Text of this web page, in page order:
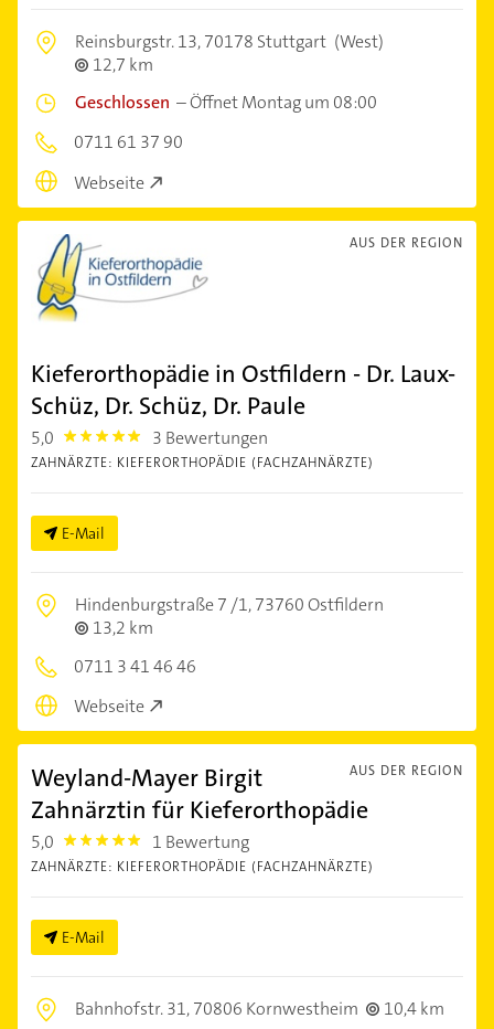
Reinsburgstr. 13,70178 Stuttgart (West)
12,7 km
Geschlossen –Öffnet Montag um 08:00
0711 61 37 90
Webseite
AUS DER REGION
Kieferorthopädie in Ostfildern - Dr. Laux-
Schüz, Dr. Schüz, Dr. Paule
5,0 5.0 3 Bewertungen
ZAHNÄRZTE: KIEFERORTHOPÄDIE (FACHZAHNÄRZTE)
E-Mail
Hindenburgstraße 7 /1,73760 Ostfildern
13,2 km
0711 3 41 46 46
Webseite
AUS DER REGION
Weyland-Mayer Birgit
Zahnärztin für Kieferorthopädie
5,0 5.0 1 Bewertung
ZAHNÄRZTE: KIEFERORTHOPÄDIE (FACHZAHNÄRZTE)
E-Mail
Bahnhofstr. 31,70806 Kornwestheim 10,4 km